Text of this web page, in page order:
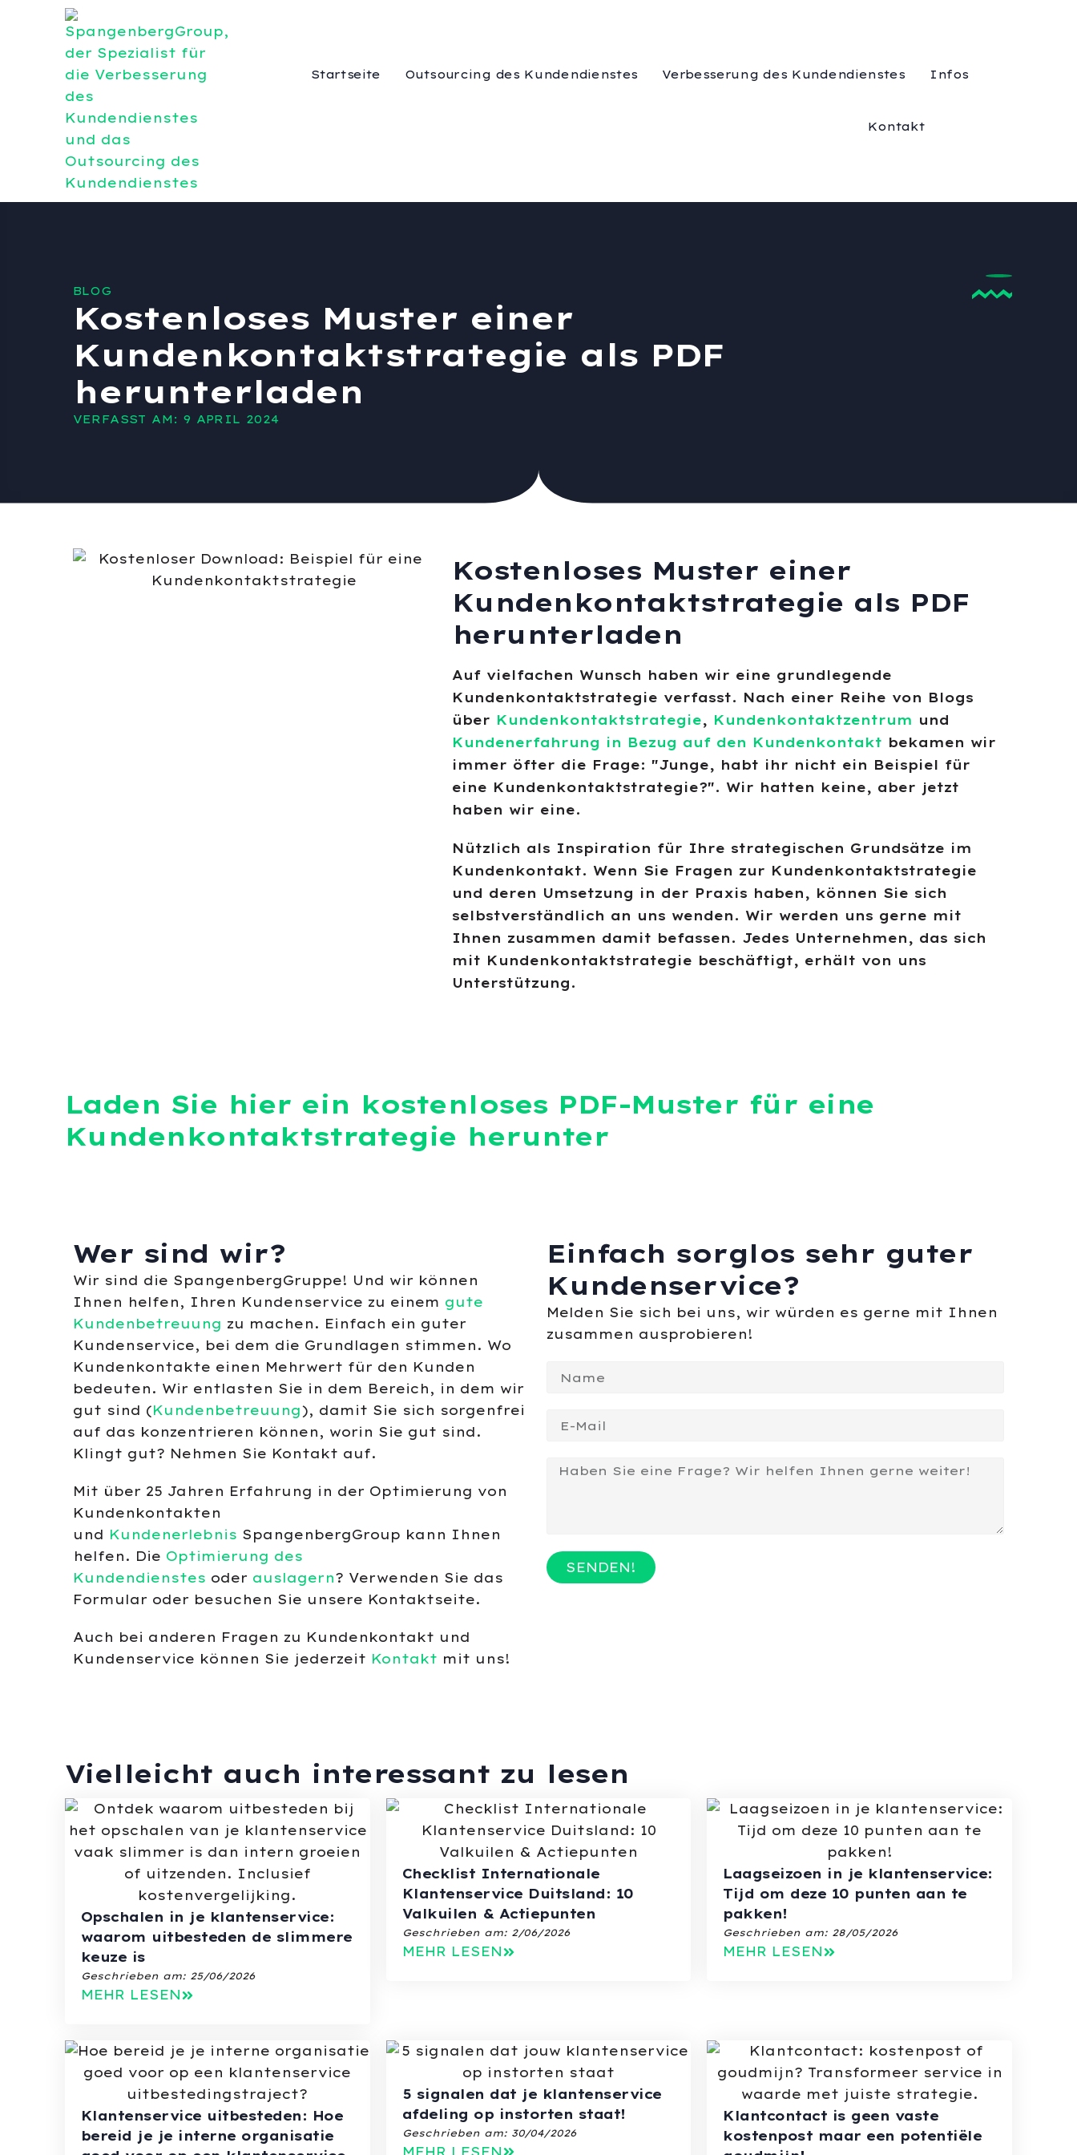
Startseite Outsourcing des Kundendienstes Verbesserung des Kundendienstes Infos
Kontakt
BLOG
Kostenloses Muster einer
Kundenkontaktstrategie als PDF
herunterladen
VERFASST AM: 9 APRIL 2024
Kostenloses Muster einer
Kundenkontaktstrategie als PDF
herunterladen
Auf vielfachen Wunsch haben wir eine grundlegende
Kundenkontaktstrategie verfasst. Nach einer Reihe von Blogs
über Kundenkontaktstrategie, Kundenkontaktzentrum und
Kundenerfahrung in Bezug auf den Kundenkontakt bekamen wir
immer öfter die Frage: "Junge, habt ihr nicht ein Beispiel für
eine Kundenkontaktstrategie?". Wir hatten keine, aber jetzt
haben wir eine.
Nützlich als Inspiration für Ihre strategischen Grundsätze im
Kundenkontakt. Wenn Sie Fragen zur Kundenkontaktstrategie
und deren Umsetzung in der Praxis haben, können Sie sich
selbstverständlich an uns wenden. Wir werden uns gerne mit
Ihnen zusammen damit befassen. Jedes Unternehmen, das sich
mit Kundenkontaktstrategie beschäftigt, erhält von uns
Unterstützung.
Laden Sie hier ein kostenloses PDF-Muster für eine
Kundenkontaktstrategie herunter
Wer sind wir?
Wir sind die SpangenbergGruppe! Und wir können
Ihnen helfen, Ihren Kundenservice zu einem gute
Kundenbetreuung zu machen. Einfach ein guter
Kundenservice, bei dem die Grundlagen stimmen. Wo
Kundenkontakte einen Mehrwert für den Kunden
bedeuten. Wir entlasten Sie in dem Bereich, in dem wir
gut sind (Kundenbetreuung), damit Sie sich sorgenfrei
auf das konzentrieren können, worin Sie gut sind.
Klingt gut? Nehmen Sie Kontakt auf.
Mit über 25 Jahren Erfahrung in der Optimierung von
Kundenkontakten
und Kundenerlebnis SpangenbergGroup kann Ihnen
helfen. Die Optimierung des
Kundendienstes oder auslagern? Verwenden Sie das
Formular oder besuchen Sie unsere Kontaktseite.
Auch bei anderen Fragen zu Kundenkontakt und
Kundenservice können Sie jederzeit Kontakt mit uns!
Einfach sorglos sehr guter
Kundenservice?
Melden Sie sich bei uns, wir würden es gerne mit Ihnen
zusammen ausprobieren!
SENDEN!
Vielleicht auch interessant zu lesen
Opschalen in je klantenservice:
waarom uitbesteden de slimmere
keuze is
Geschrieben am: 25/06/2026
MEHR LESEN
Checklist Internationale
Klantenservice Duitsland: 10
Valkuilen & Actiepunten
Geschrieben am: 2/06/2026
MEHR LESEN
Laagseizoen in je klantenservice:
Tijd om deze 10 punten aan te
pakken!
Geschrieben am: 28/05/2026
MEHR LESEN
Klantenservice uitbesteden: Hoe
bereid je je interne organisatie
5 signalen dat je klantenservice
afdeling op instorten staat!
Geschrieben am: 30/04/2026
MEHR LESEN
Klantcontact is geen vaste
kostenpost maar een potentiële